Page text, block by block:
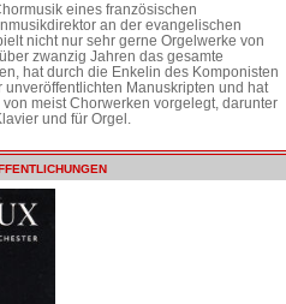
eines französischen
an der evangelischen
nicht nur sehr gerne Orgelwerke von
zwanzig Jahren das gesamte
hat durch die Enkelin des Komponisten
Manuskripten und hat
meist Chorwerken vorgelegt, darunter
und für Orgel.